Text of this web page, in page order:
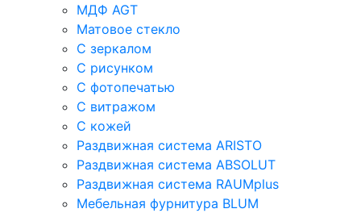
МДФ AGT
Матовое стекло
С зеркалом
С рисунком
С фотопечатью
С витражом
С кожей
Раздвижная система ARISTO
Раздвижная система ABSOLUT
Раздвижная система RAUMplus
Мебельная фурнитура BLUM